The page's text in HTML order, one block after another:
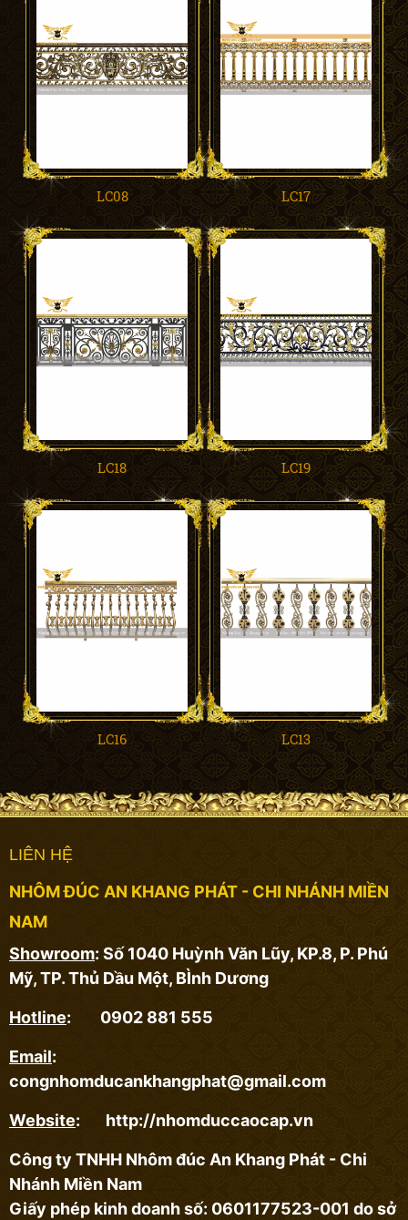
LC08 LC17
LC18 LC19
LC16 LC13
LIÊN HỆ
NHÔM ĐÚC AN KHANG PHÁT - CHI NHÁNH MIỀN
NAM
Showroom: Số 1040 Huỳnh Văn Lũy, KP.8, P. Phú
Mỹ, TP. Thủ Dầu Một, BÌnh Dương
Hotline: 0902 881 555
Email:
congnhomducankhangphat@gmail.com
Website: http://nhomduccaocap.vn
Công ty TNHH Nhôm đúc An Khang Phát - Chi
Nhánh Miền Nam
Giấy phép kinh doanh số: 0601177523-001 do sở